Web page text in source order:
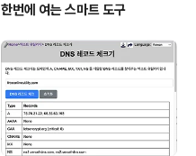
한번에 여는 스마트 도구